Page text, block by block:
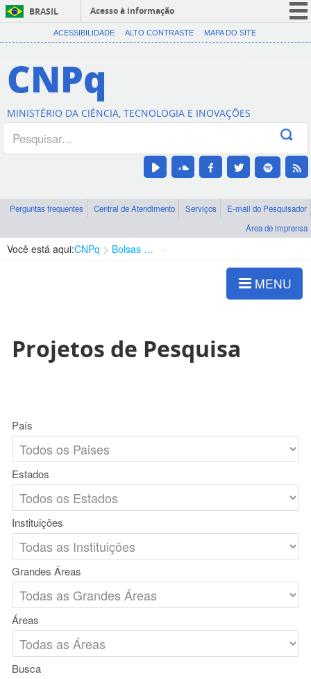
BRASIL
Acesso à informação
CORONAVÍRUS (COVID-19)
Canais
ACESSIBILIDADE ALTO CONTRASTE MAPA DO SITE
CNPq
MINISTÉRIO DA CIÊNCIA, TECNOLOGIA E INOVAÇÕES
Perguntas frequentes Central de Atendimento Serviços
E-mail do Pesquisador
Área de imprensa
Você está aqui:CNPq Bolsas e Auxílios Vigentes
MENU
Projetos de Pesquisa
País
Estados
Instituições
Grandes Áreas
Áreas
Busca